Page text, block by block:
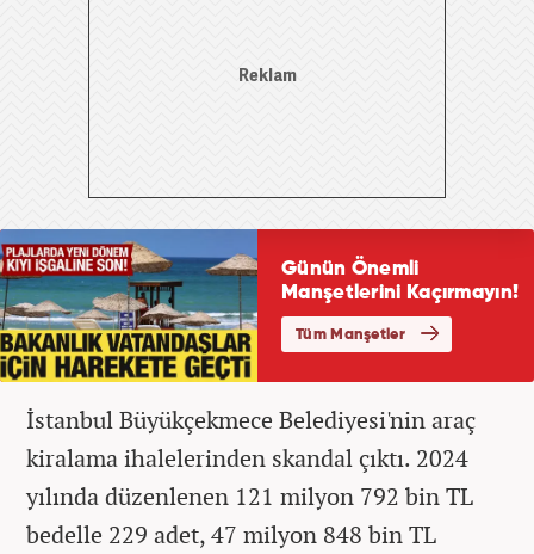
İstanbul Büyükçekmece Belediyesi'nin araç
kiralama ihalelerinden skandal çıktı. 2024
yılında düzenlenen 121 milyon 792 bin TL
bedelle 229 adet, 47 milyon 848 bin TL